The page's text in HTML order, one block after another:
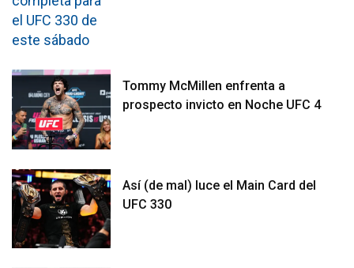
Tommy McMillen enfrenta a
prospecto invicto en Noche UFC 4
Así (de mal) luce el Main Card del
UFC 330